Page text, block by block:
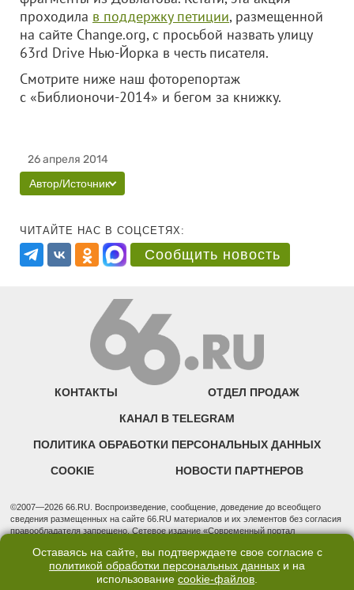
проходила в поддержку петиции, размещенной
на сайте Change.org, с просьбой назвать улицу
63rd Drive Нью-Йорка в честь писателя.
Смотрите ниже наш фоторепортаж
с «Библионочи-2014» и бегом за книжку.
26 апреля 2014
Автор/Источник
ЧИТАЙТЕ НАС В СОЦСЕТЯХ:
Сообщить новость
КОНТАКТЫ ОТДЕЛ ПРОДАЖ
КАНАЛ В TELEGRAM
ПОЛИТИКА ОБРАБОТКИ ПЕРСОНАЛЬНЫХ ДАННЫХ
COOKIE НОВОСТИ ПАРТНЕРОВ
©2007—2026 66.RU. Воспроизведение, сообщение, доведение до всеобщего
сведения размещенных на сайте 66.RU материалов и их элементов без согласия
правообладателя запрещено. Сетевое издание «Современный портал
надзору в сфере связи, информационных технологий и массовых коммуникаций
(Роскомнадзор). Регистрационный номер ЭЛ № ФС 77 - 76634 от 02.09.2019
Учредитель: Общество с ограниченной ответственностью "66.ру". Юридический
Оставаясь на сайте, вы подтверждаете свое согласие с
политикой обработки персональных данных и на
использование cookie-файлов.